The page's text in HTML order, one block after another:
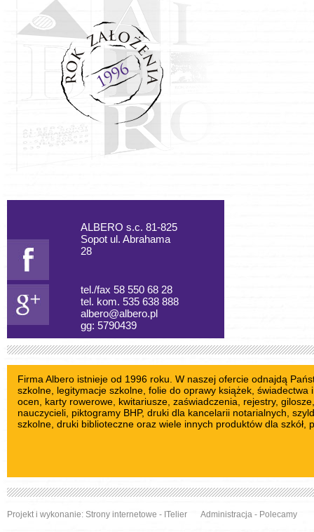
ALBERO s.c. 81-825
Sopot ul. Abrahama
28
tel./fax 58 550 68 28
tel. kom. 535 638 888
albero@albero.pl
gg: 5790439
Firma Albero istnieje od 1996 roku. W naszej ofercie odnajdą
szkolne , legitymacje szkolne, folie do oprawy książek ,
ocen, karty rowerowe kwitariusze , zaświadczenia, rejestry, gilosze
nauczycieli piktogramy BHP, druki dla kancelarii notarialnych,
szkolne , druki biblioteczne oraz wiele innych produktów dla szkół,
Projekt i wykonanie: Strony internetowe - ITelier Administracja - Polecamy